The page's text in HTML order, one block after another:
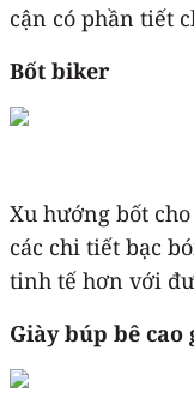
cận có phần tiết
Bốt biker
Xu hướng bốt
các chi tiết bạc
tinh tế hơn với
Giày búp bê cao